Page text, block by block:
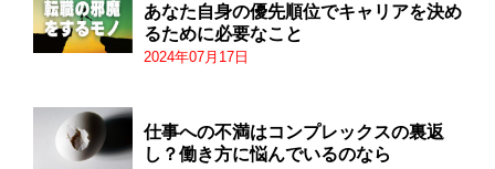
あなた自身の優先順位でキャリアを決め
るために必要なこと
2024年07月17日
仕事への不満はコンプレックスの裏返
し？働き方に悩んでいるのなら